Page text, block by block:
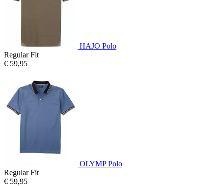
HAJO Polo
Regular Fit
€ 59,95
OLYMP Polo
Regular Fit
€ 59,95